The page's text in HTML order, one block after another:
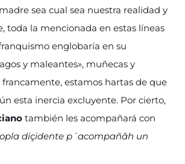
sea cual sea nuestra realidad y
toda la mencionada en estas líneas
englobaría en su
y maleantes», muñecas y
francamente, estamos hartas de que
esta inercia excluyente. Por cierto,
también les acompañará con
diçidente p´acompañâh un